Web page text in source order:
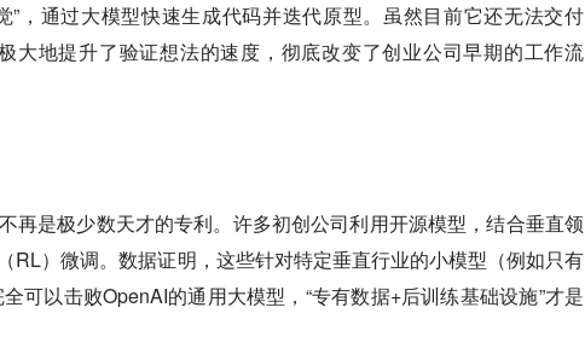
”，通过大模型快速生成代码并迭代原型。虽然目前它还无法交付
大地提升了验证想法的速度，彻底改变了创业公司早期的工作流
再是极少数天才的专利。许多初创公司利用开源模型，结合垂直领
RL）微调。数据证明，这些针对特定垂直行业的小模型（例如只有
可以击败OpenAI的通用大模型，“专有数据+后训练基础设施”才是